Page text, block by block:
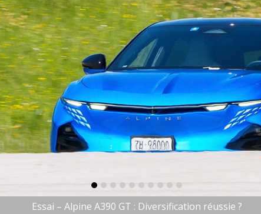
Essai – Alpine A390 GT : Diversification réussie ?
item-0
item-1
item-2
item-3
item-4
item-5
item-6
item-7
item-8